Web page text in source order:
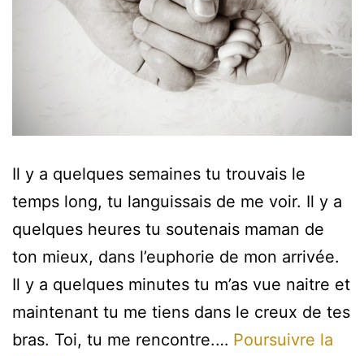
Il y a quelques semaines tu trouvais le
temps long, tu languissais de me voir. Il y a
quelques heures tu soutenais maman de
ton mieux, dans l’euphorie de mon arrivée.
Il y a quelques minutes tu m’as vue naitre et
maintenant tu me tiens dans le creux de tes
bras. Toi, tu me rencontre.… Poursuivre la